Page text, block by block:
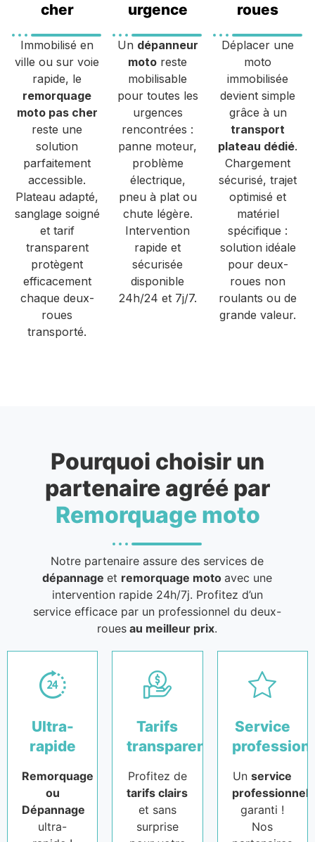
cher
Immobilisé en
ville ou sur voie
rapide, le
remorquage
moto pas cher
reste une
solution
parfaitement
accessible.
Plateau adapté,
sanglage soigné
et tarif
transparent
protègent
efficacement
chaque deux-
roues
transporté.
urgence
Un dépanneur
moto reste
mobilisable
pour toutes les
urgences
rencontrées :
panne moteur,
problème
électrique,
pneu à plat ou
chute légère.
Intervention
rapide et
sécurisée
disponible
24h/24 et 7j/7.
roues
Déplacer une
moto
immobilisée
devient simple
grâce à un
transport
plateau dédié.
Chargement
sécurisé, trajet
optimisé et
matériel
spécifique :
solution idéale
pour deux-
roues non
roulants ou de
grande valeur.
Pourquoi choisir un
partenaire agréé par
Remorquage moto
Notre partenaire assure des services de
dépannageet remorquage motoavec une
intervention rapide 24h/7j. Profitez d’un
service efficace par un professionnel du deux-
roues au meilleur prix.
Ultra-
rapide
Remorquage
ou
Dépannage
ultra-
Tarifs
transparents
Profitez de
tarifs clairs
et sans
surprise
Service
Unservice
professionnel
garanti !
Nos